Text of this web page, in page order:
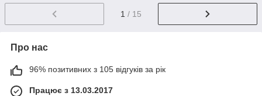
1 / 15
Про нас
96% позитивних з 105 відгуків за рік
Працює з 13.03.2017